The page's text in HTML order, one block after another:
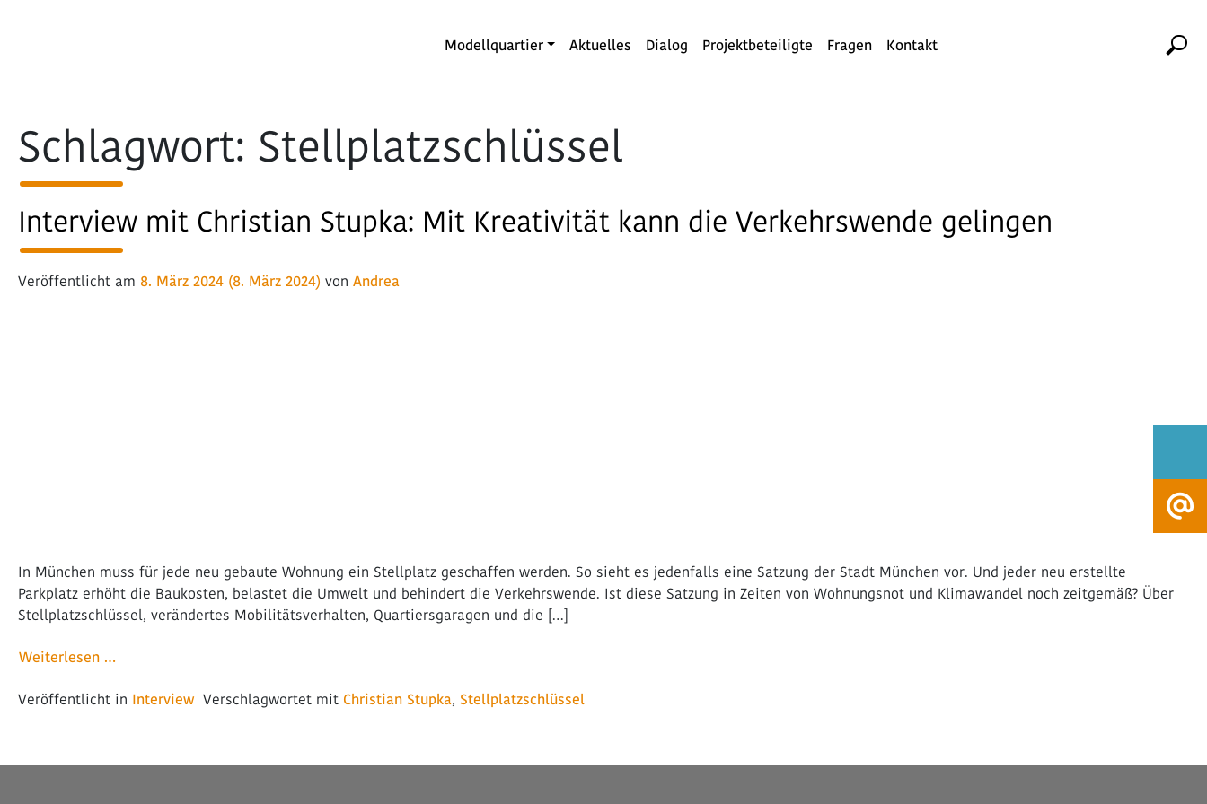
Modellquartier Aktuelles Dialog Projektbeteiligte Fragen Kontakt
Schlagwort: Stellplatzschlüssel
Interview mit Christian Stupka: Mit Kreativität kann die Verkehrswende gelingen
Veröffentlicht am 8. März 2024 (8. März 2024) von Andrea
In München muss für jede neu gebaute Wohnung ein Stellplatz geschaffen werden. So sieht es jedenfalls eine Satzung der Stadt München vor. Und jeder neu erstellte
Parkplatz erhöht die Baukosten, belastet die Umwelt und behindert die Verkehrswende. Ist diese Satzung in Zeiten von Wohnungsnot und Klimawandel noch zeitgemäß? Über
Stellplatzschlüssel, verändertes Mobilitätsverhalten, Quartiersgaragen und die […]
Weiterlesen …from Interview mit Christian Stupka: Mit Kreativität kann die Verkehrswende gelingen
Veröffentlicht in Interview Verschlagwortet mit Christian Stupka, Stellplatzschlüssel